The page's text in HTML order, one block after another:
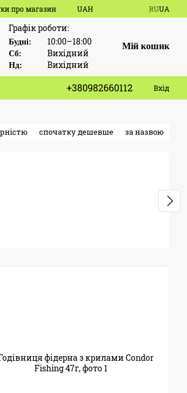
про магазин UAH RUUA
Графік роботи:
Будні: 10:00–18:00
Сб: Вихідний
Нд: Вихідний
Мій кошик
+380982660112 Вхід
спочатку дешевше за назвою